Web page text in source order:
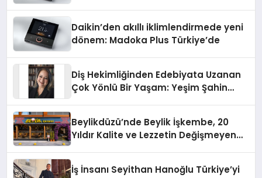
Daikin’den akıllı iklimlendirmede yeni
dönem: Madoka Plus Türkiye’de
Diş Hekimliğinden Edebiyata Uzanan
Çok Yönlü Bir Yaşam: Yeşim Şahin
Beylikdüzü’nde Beylik İşkembe, 20
Yıldır Kalite ve Lezzetin Değişmeyen
İş İnsanı Seyithan Hanoğlu Türkiye’yi